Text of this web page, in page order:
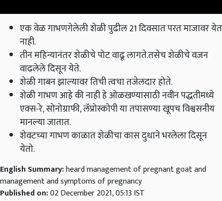
एक वेळ गाभणगेलेली शेळी पुढील 21 दिवसात परत माजावर येत
नाही.
तीन महिन्यानंतर शेळीचे पोट वाढू लागते.तसेच शेळीचे वजन
वाढलेले दिसून येते.
शेळी गाबन झाल्यावर तिची त्वचा तजेलदार होते.
शेळी गाभण आहे की नाही हे ओळखण्यासाठी नवीन पद्धतीमध्ये
एक्स-रे, सोनोग्राफी, लॅप्रोस्कोपी या तपासण्या खूपच विश्वसनीय
मानल्या जातात.
शेवटच्या गाभण काळात शेळीचा कास दुधाने भरलेला दिसून
येतो.
English Summary:heard management of pregnant goat and
management and symptoms of pregnancy
Published on:02 December 2021, 05:13 IST